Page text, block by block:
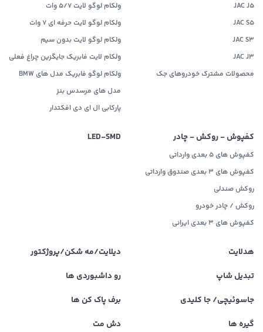
JAC J5
JAC S5
JAC S3
JAC J3
محصولات مشترک خودروهای جک
ولکام لوگو لایت 5/7 وات
ولکام لوگو لایت حرفه ای 7 وات
ولکام لوگو لایت بدون سیم
ولکام لایت فابریک جایگزین چراغ فعلی
ولکام لوگو فابریک مدل های BMW
مدل های مرسدس بنز
پارکابی ال ای دی افکتدار
کفپوش - روکش - چادر
کفپوش های 5 بعدی وارداتی
کفپوش های 3 بعدی صندوق وارداتی
روکش صندلی
روکش / چادر خودرو
کفپوش های ۳ بعدی ایرانی
LED‌-SMD
هدلایت
دیلایت/مه شکن/پروژکتور
تبدیل شاپ
رو داشبوردی ها
جاسوئیچی/ جا کلیدی
برف پاک کن ها
گیره ها
دش مت